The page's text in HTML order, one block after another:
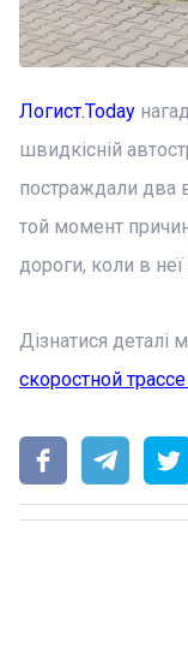
Логист.Today
швидкісній
постраждали два
той момент
дороги, коли в
Дізнатися деталі
скоростной